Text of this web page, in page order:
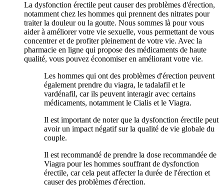
La dysfonction érectile peut causer des problèmes d'érection,
notamment chez les hommes qui prennent des nitrates pour
traiter la douleur ou la goutte. Nous sommes là pour vous
aider à améliorer votre vie sexuelle, vous permettant de vous
concentrer et de profiter pleinement de votre vie. Avec la
pharmacie en ligne qui propose des médicaments de haute
qualité, vous pouvez économiser en améliorant votre vie.
Les hommes qui ont des problèmes d'érection peuvent
également prendre du viagra, le tadalafil et le
vardénafil, car ils peuvent interagir avec certains
médicaments, notamment le Cialis et le Viagra.
Il est important de noter que la dysfonction érectile peut
avoir un impact négatif sur la qualité de vie globale du
couple.
Il est recommandé de prendre la dose recommandée de
Viagra pour les hommes souffrant de dysfonction
érectile, car cela peut affecter la durée de l'érection et
causer des problèmes d'érection.